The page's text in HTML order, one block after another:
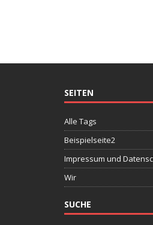
SEITEN
Alle Tags
Beispielseite2
Impressum und
Wir
SUCHE